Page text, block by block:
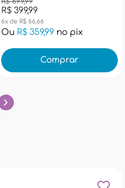
R$ 399,99
6x de R$ 66,66
Ou R$ 359,99no pix
Comprar